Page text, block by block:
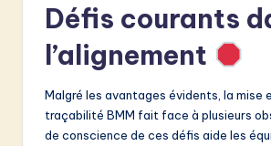
Défis courants
l’alignement
Malgré les avantages évidents, la mise
traçabilité BMM fait face à plusieurs
de conscience de ces défis aide les